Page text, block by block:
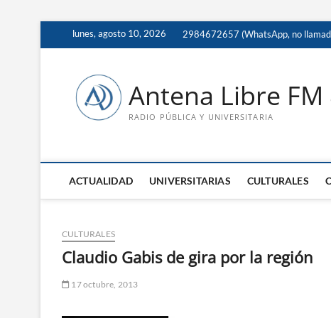
lunes, agosto 10, 2026 2984672657 (WhatsApp, no
Antena Libre
RADIO PÚBLICA Y UNIVERSITARIA
ACTUALIDAD UNIVERSITARIAS CULTURALES
CULTURALES
Claudio Gabis de gira por la región
17 octubre, 2013